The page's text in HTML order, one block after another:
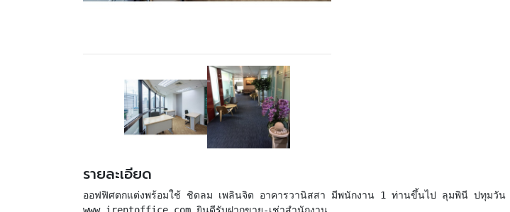
รายละเอียด
ออฟฟิศตกแต่งพร้อมใช้ ชิดลม เพลินจิต อาคารวานิสสา มีพนักงาน 1 ท่านขึ้นไป ลุมพินี ปทุมวั